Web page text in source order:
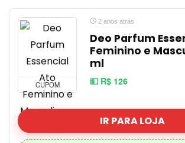
CUPOM
2 anos atrás
Deo Parfum
Feminino e
ml
💵 R$ 126
IR PARA LOJA